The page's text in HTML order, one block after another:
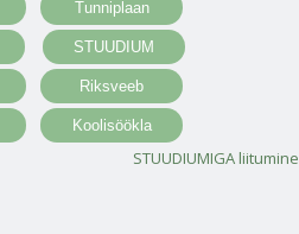
STUUDIUMIGA liitumine